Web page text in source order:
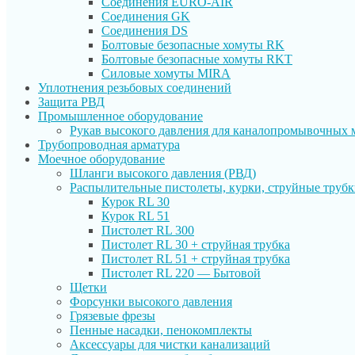
Соединения GK
Соединения DS
Болтовые безопасные хомуты RK
Болтовые безопасные хомуты RKT
Силовые хомуты MIRA
Уплотнения резьбовых соединений
Защита РВД
Промышленное оборудование
Рукав высокого давления для каналопромывочных
Трубопроводная арматура
Моечное оборудование
Шланги высокого давления (РВД)
Распылительные пистолеты, курки, струйные
Курок RL 30
Курок RL 51
Пистолет RL 300
Пистолет RL 30 + струйная трубка
Пистолет RL 51 + струйная трубка
Пистолет RL 220 — Бытовой
Щетки
Форсунки высокого давления
Грязевые фрезы
Пенные насадки, пенокомплекты
Аксессуары для чистки канализаций